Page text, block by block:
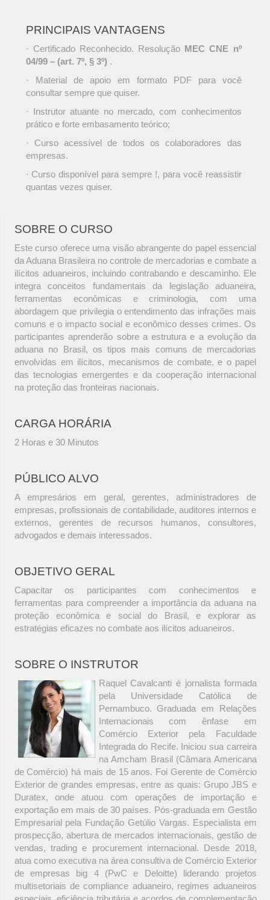
PRINCIPAIS VANTAGENS
· Certificado Reconhecido. Resolução MEC CNE nº
04/99 – (art. 7º, § 3º) .
· Material de apoio em formato PDF para você
consultar sempre que quiser.
· Instrutor atuante no mercado, com conhecimentos
prático e forte embasamento teórico;
· Curso acessível de todos os colaboradores das
empresas.
· Curso disponível para sempre !, para você reassistir
quantas vezes quiser.
SOBRE O CURSO
Este curso oferece uma visão abrangente do papel essencial
da Aduana Brasileira no controle de mercadorias e combate a
ilícitos aduaneiros, incluindo contrabando e descaminho. Ele
integra conceitos fundamentais da legislação aduaneira,
ferramentas econômicas e criminologia, com uma
abordagem que privilegia o entendimento das infrações mais
comuns e o impacto social e econômico desses crimes. Os
participantes aprenderão sobre a estrutura e a evolução da
aduana no Brasil, os tipos mais comuns de mercadorias
envolvidas em ilícitos, mecanismos de combate, e o papel
das tecnologias emergentes e da cooperação internacional
na proteção das fronteiras nacionais.
CARGA HORÁRIA
2 Horas e 30 Minutos
PÚBLICO ALVO
A empresários em geral, gerentes, administradores de
empresas, profissionais de contabilidade, auditores internos e
externos, gerentes de recursos humanos, consultores,
advogados e demais interessados.
OBJETIVO GERAL
Capacitar os participantes com conhecimentos e
ferramentas para compreender a importância da aduana na
proteção econômica e social do Brasil, e explorar as
estratégias eficazes no combate aos ilícitos aduaneiros.
SOBRE O INSTRUTOR
Raquel Cavalcanti é jornalista formada
pela Universidade Católica de
Pernambuco. Graduada em Relações
Internacionais com ênfase em
Comércio Exterior pela Faculdade
Integrada do Recife. Iniciou sua carreira
na Amcham Brasil (Câmara Americana
de Comércio) há mais de 15 anos. Foi Gerente de Comércio
Exterior de grandes empresas, entre as quais: Grupo JBS e
Duratex, onde atuou com operações de importação e
exportação em mais de 30 países. Pós-graduada em Gestão
Empresarial pela Fundação Getúlio Vargas. Especialista em
prospecção, abertura de mercados internacionais, gestão de
vendas, trading e procurement internacional. Desde 2018,
atua como executiva na área consultiva de Comércio Exterior
de empresas big 4 (PwC e Deloitte) liderando projetos
multisetoriais de compliance aduaneiro, regimes aduaneiros